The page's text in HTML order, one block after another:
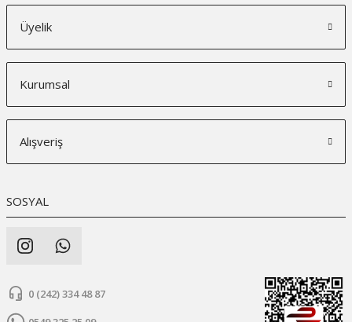
Üyelik
Kurumsal
Alışveriş
SOSYAL
0 (242) 334 48 87